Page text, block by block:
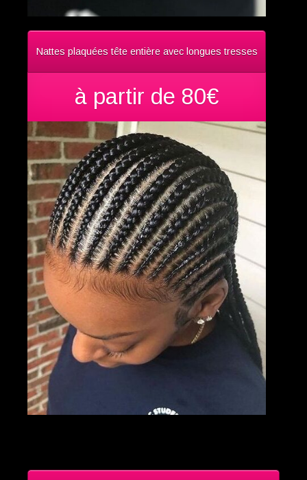
Nattes plaquées tête entière avec longues tresses
à partir de 80€